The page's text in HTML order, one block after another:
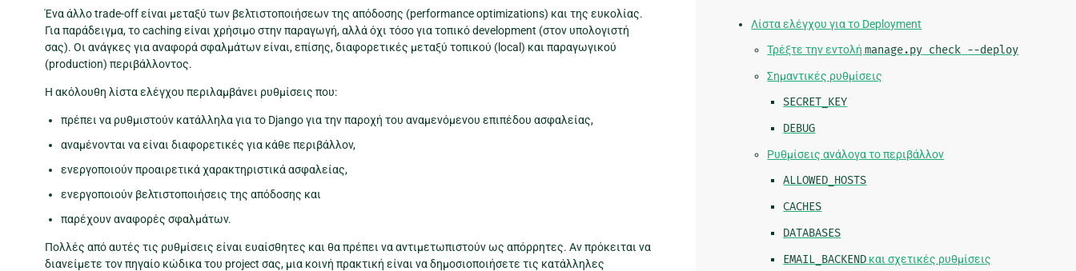
Ένα άλλο trade-off είναι μεταξύ των βελτιστοποιήσεων της απόδοσης (performance optimizations) και της ευκολίας.
Για παράδειγμα, το caching είναι χρήσιμο στην παραγωγή, αλλά όχι τόσο για τοπικό development (στον υπολογιστή
σας). Οι ανάγκες για αναφορά σφαλμάτων είναι, επίσης, διαφορετικές μεταξύ τοπικού (local) και παραγωγικού
(production) περιβάλλοντος.
Η ακόλουθη λίστα ελέγχου περιλαμβάνει ρυθμίσεις που:
πρέπει να ρυθμιστούν κατάλληλα για το Django για την παροχή του αναμενόμενου επιπέδου ασφαλείας,
αναμένονται να είναι διαφορετικές για κάθε περιβάλλον,
ενεργοποιούν προαιρετικά χαρακτηριστικά ασφαλείας,
ενεργοποιούν βελτιστοποιήσεις της απόδοσης και
παρέχουν αναφορές σφαλμάτων.
Πολλές από αυτές τις ρυθμίσεις είναι ευαίσθητες και θα πρέπει να αντιμετωπιστούν ως απόρρητες. Αν πρόκειται να
διανείμετε τον πηγαίο κώδικα του project σας, μια κοινή πρακτική είναι να δημοσιοποιήσετε τις κατάλληλες
Λίστα ελέγχου για το Deployment
Τρέξτε την εντολήmanage.py check --deploy
Σημαντικές ρυθμίσεις
SECRET_KEY
DEBUG
Ρυθμίσεις ανάλογα το περιβάλλον
ALLOWED_HOSTS
CACHES
DATABASES
EMAIL_BACKEND και σχετικές ρυθμίσεις